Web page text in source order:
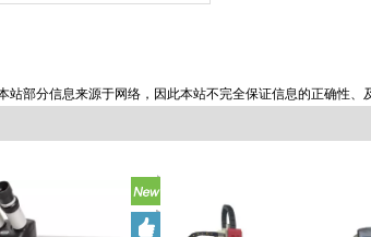
站部分信息来源于网络，因此本站不完全保证信息的正确性、